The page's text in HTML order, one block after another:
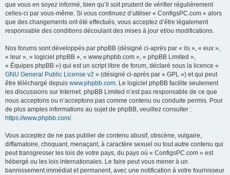
que vous en soyez informé, bien qu’il soit prudent de vérifier régulièrement
celles-ci par vous-même. Si vous continuez d’utiliser « ConfigsPC.com » alors
que des changements ont été effectués, vous acceptez d’être légalement
responsable des conditions découlant des mises à jour et/ou modifications.
Nos forums sont développés par phpBB (désigné ci-après par « ils », « eux »,
« leur », « logiciel phpBB », « www.phpbb.com », « phpBB Limited »,
« Équipes phpBB ») qui est un script libre de forum, déclaré sous la licence «
GNU General Public License v2 » (désigné ci-après par « GPL ») et qui peut
être téléchargé depuis www.phpbb.com. Le logiciel phpBB facilite seulement
les discussions sur Internet. phpBB Limited n’est pas responsable de ce que
nous acceptons ou n’acceptons pas comme contenu ou conduite permis. Pour
de plus amples informations au sujet de phpBB, veuillez consulter :
https://www.phpbb.com/.
Vous acceptez de ne pas publier de contenu abusif, obscène, vulgaire,
diffamatoire, choquant, menaçant, à caractère sexuel ou tout autre contenu qui
peut transgresser les lois de votre pays, du pays où « ConfigsPC.com » est
hébergé ou les lois internationales. Le faire peut vous mener à un
bannissement immédiat et permanent, avec une notification à votre fournisseur